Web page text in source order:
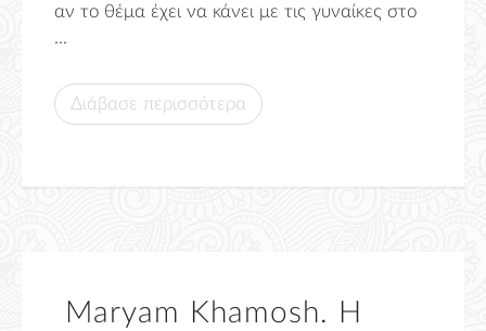
αν το θέμα έχει να κάνει με τις γυναίκες στο
...
Διάβασε περισσότερα
Maryam Khamosh. Η